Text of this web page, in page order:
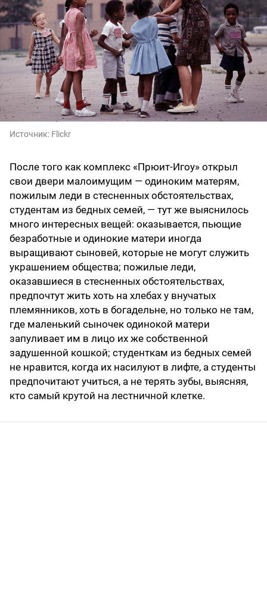
Источник: Flickr
После того как комплекс «Прюит-Игоу» открыл
свои двери малоимущим — одиноким матерям,
пожилым леди в стесненных обстоятельствах,
студентам из бедных семей, — тут же выяснилось
много интересных вещей: оказывается, пьющие
безработные и одинокие матери иногда
выращивают сыновей, которые не могут служить
украшением общества; пожилые леди,
оказавшиеся в стесненных обстоятельствах,
предпочтут жить хоть на хлебах у внучатых
племянников, хоть в богадельне, но только не там,
где маленький сыночек одинокой матери
запуливает им в лицо их же собственной
задушенной кошкой; студенткам из бедных семей
не нравится, когда их насилуют в лифте, а студенты
предпочитают учиться, а не терять зубы, выясняя,
кто самый крутой на лестничной клетке.